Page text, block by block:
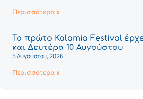
Περισσότερα »
Το πρώτο Kalamia Festival
και Δευτέρα 10 Αυγούστου
5 Αυγούστου, 2026
Περισσότερα »